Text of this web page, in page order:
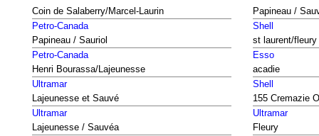
Coin de Salaberry/Marcel-Laurin
Papineau /
Petro-Canada
Papineau / Sauriol
Shell
st laurent/fleury
Petro-Canada
Henri Bourassa/Lajeunesse
Esso
acadie
Ultramar
Lajeunesse et Sauvé
Shell
155 Cremazie
Ultramar
Lajeunesse / Sauvéa
Ultramar
Fleury